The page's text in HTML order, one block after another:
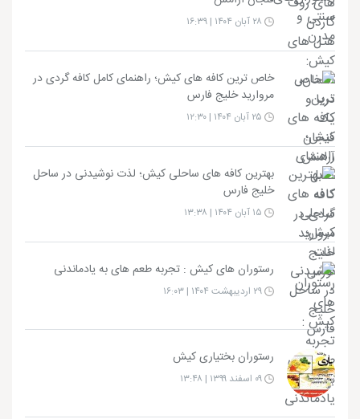
خاص ترین کافه های کیش؛ راهنمای کامل کافه گردی در
مروارید خلیج فارس
بهترین کافه های ساحلی کیش؛ لذت نوشیدنی در ساحل
خلیج فارس
رستوران های کیش : تجربه طعم های به یادماندنی
رستوران بختیاری کیش